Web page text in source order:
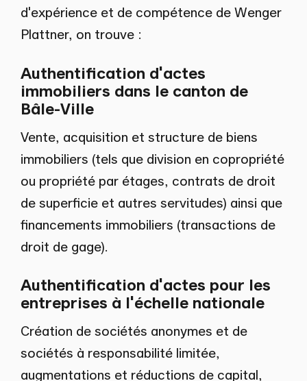
d'expérience et de compétence de Wenger
Plattner, on trouve :
Authentification d'actes
immobiliers dans le canton de
Bâle-Ville
Vente, acquisition et structure de biens
immobiliers (tels que division en copropriété
ou propriété par étages, contrats de droit
de superficie et autres servitudes) ainsi que
financements immobiliers (transactions de
droit de gage).
Authentification d'actes pour les
entreprises à l'échelle nationale
Création de sociétés anonymes et de
sociétés à responsabilité limitée,
augmentations et réductions de capital,